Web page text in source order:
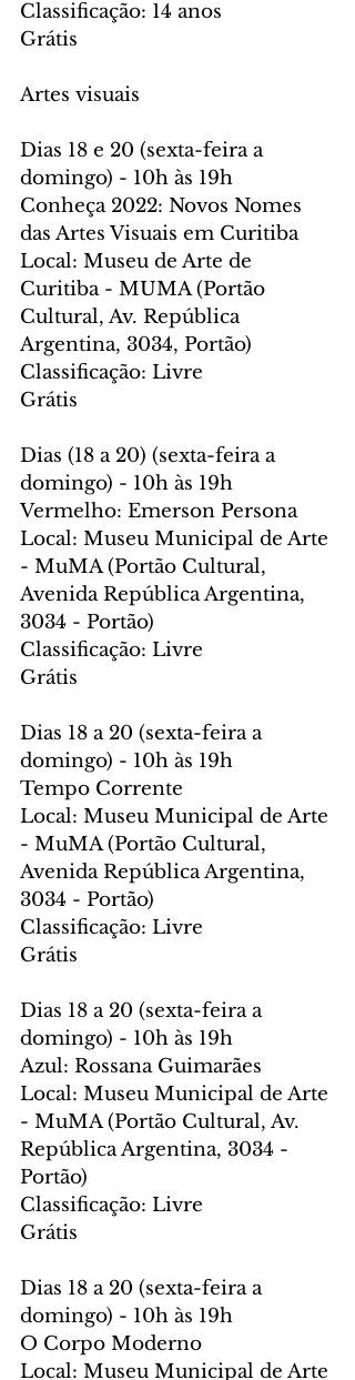
Classificação: 14 anos
Grátis
Artes visuais
Dias 18 e 20 (sexta-feira a
domingo) - 10h às 19h
Conheça 2022: Novos Nomes
das Artes Visuais em Curitiba
Local: Museu de Arte de
Curitiba - MUMA (Portão
Cultural, Av. República
Argentina, 3034, Portão)
Classificação: Livre
Grátis
Dias (18 a 20) (sexta-feira a
domingo) - 10h às 19h
Vermelho: Emerson Persona
Local: Museu Municipal de Arte
- MuMA (Portão Cultural,
Avenida República Argentina,
3034 - Portão)
Classificação: Livre
Grátis
Dias 18 a 20 (sexta-feira a
domingo) - 10h às 19h
Tempo Corrente
Local: Museu Municipal de Arte
- MuMA (Portão Cultural,
Avenida República Argentina,
3034 - Portão)
Classificação: Livre
Grátis
Dias 18 a 20 (sexta-feira a
domingo) - 10h às 19h
Azul: Rossana Guimarães
Local: Museu Municipal de Arte
- MuMA (Portão Cultural, Av.
República Argentina, 3034 -
Portão)
Classificação: Livre
Grátis
Dias 18 a 20 (sexta-feira a
domingo) - 10h às 19h
O Corpo Moderno
Local: Museu Municipal de Arte